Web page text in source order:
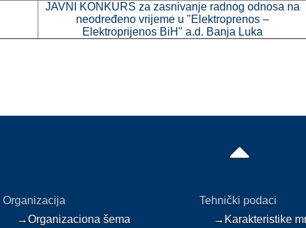
JAVNI KONKURS za zasnivanje radnog odnosa na
neodređeno vrijeme u "Elektroprenos –
Elektroprijenos BiH" a.d. Banja Luka
Organizacija
→Organizaciona šema
Tehnički podaci
→Karakteristike